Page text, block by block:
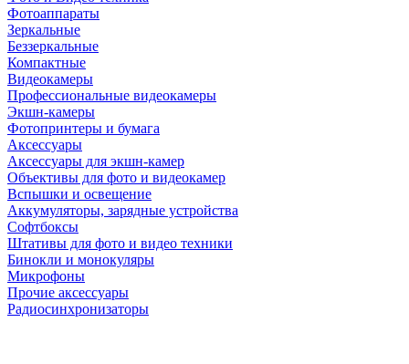
Фотоаппараты
Зеркальные
Беззеркальные
Компактные
Видеокамеры
Профессиональные видеокамеры
Экшн-камеры
Фотопринтеры и бумага
Аксессуары
Аксессуары для экшн-камер
Объективы для фото и видеокамер
Вспышки и освещение
Аккумуляторы, зарядные устройства
Софтбоксы
Штативы для фото и видео техники
Бинокли и монокуляры
Микрофоны
Прочие аксессуары
Радиосинхронизаторы